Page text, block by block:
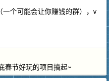
个可能会让你赚钱的群），v
春节好玩的项目搞起~